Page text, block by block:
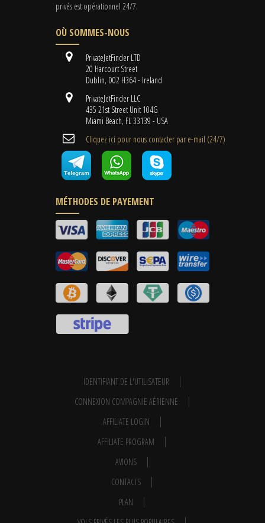
privés est opérationnel 24/7.
OÙ SOMMES-NOUS
PrivateJetFinder LTD
20 Harcourt Street
Dublin, D02 H364 - Ireland
PrivateJetFinder LLC
435 21st Street Unit 104G
Miami Beach, FL 33139 - USA
Cliquez ici pour nous contacter par e-mail (24/7)
MÉTHODES DE PAYEMENT
IDENTIFIANT DE L'UTILISATEUR
CONNEXION COMPAGNIE AÉRIENNE
AFFILIATE LOGIN
AFFILIATE PROGRAM
AVIONS
CONTACTS
PLAN